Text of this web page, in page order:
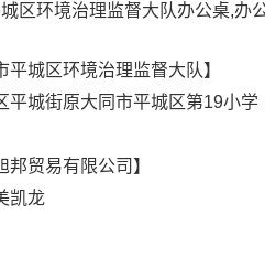
城区环境治理监督大队办公桌,办
城区环境治理监督大队】
平城街原大同市平城区第19小学
贸易有限公司】
凯龙